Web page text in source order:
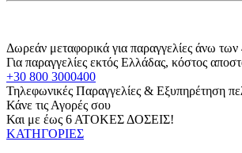
Δωρεάν μεταφορικά για παραγγελίες άνω
Για παραγγελίες εκτός Ελλάδας, κόστος
+30 800 3000400
Τηλεφωνικές Παραγγελίες & Εξυπηρέτηση
Κάνε τις Αγορές σου
Και με έως 6 ΑΤΟΚΕΣ ΔΟΣΕΙΣ!
ΚΑΤΗΓΟΡΙΕΣ